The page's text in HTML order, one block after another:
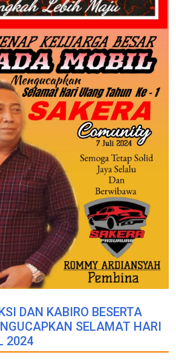
DAN KABIRO BESERTA
SELAMAT HARI
2024